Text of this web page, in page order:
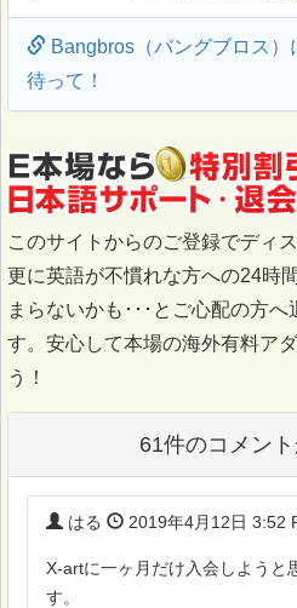
Bangbros（バングブロス）
待って！
このサイトからのご登録でディ
更に英語が不慣れな方への24時
まらないかも･･･とご心配の方へ
す。安心して本場の海外有料ア
う！
61件のコメン
はる 2019年4月12日 3:52
X-artに一ヶ月だけ入会しようと
す。